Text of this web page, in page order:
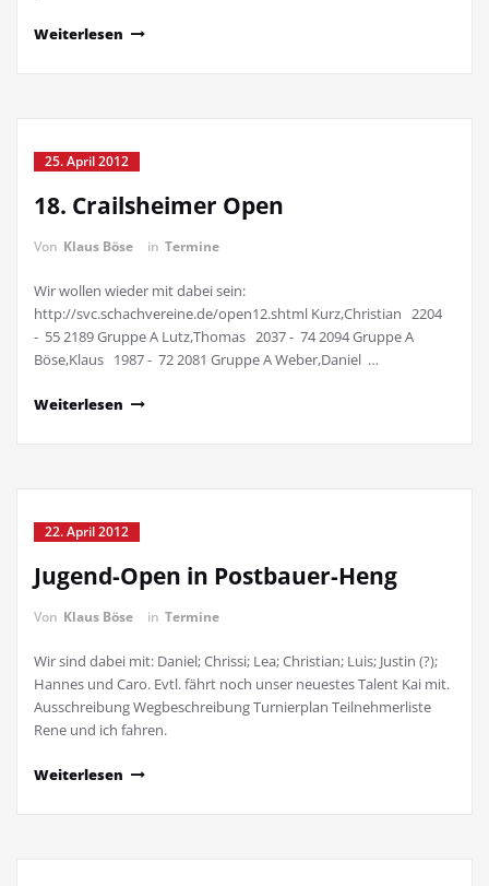
Weiterlesen
25. April 2012
18. Crailsheimer Open
Von Klaus Böse in Termine
Wir wollen wieder mit dabei sein:
http://svc.schachvereine.de/open12.shtml Kurz,Christian 2204
- 55 2189 Gruppe A Lutz,Thomas 2037 - 74 2094 Gruppe A
Böse,Klaus 1987 - 72 2081 Gruppe A Weber,Daniel …
Weiterlesen
22. April 2012
Jugend-Open in Postbauer-Heng
Von Klaus Böse in Termine
Wir sind dabei mit: Daniel; Chrissi; Lea; Christian; Luis; Justin (?);
Hannes und Caro. Evtl. fährt noch unser neuestes Talent Kai mit.
Ausschreibung Wegbeschreibung Turnierplan Teilnehmerliste
Rene und ich fahren.
Weiterlesen